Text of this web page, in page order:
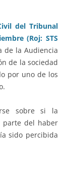
del Tribunal
(Roj: STS
de la Audiencia
de la sociedad
por uno de los
sobre si la
parte del haber
sido percibida